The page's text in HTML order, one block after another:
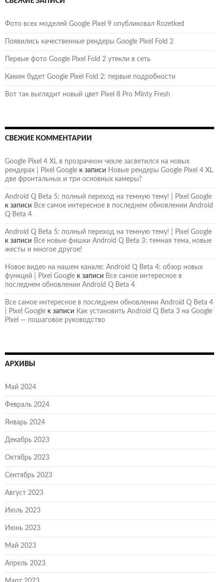
Фото всех моделей Google Pixel 9 опубликовал Rozetked
Появились качественные рендеры Google Pixel Fold 2
Первые фото Google Pixel Fold 2 утекли в сеть
Каким будет Google Pixel Fold 2: первые подробности
Вот так выглядит новый цвет Pixel 8 Pro Minty Fresh
СВЕЖИЕ КОММЕНТАРИИ
Google Pixel 4 XL в прозрачном чехле засветился на новых
рендерах | Pixel Google к записи Новые рендеры Google Pixel 4 XL
две фронтальных и три основных камеры?
Android Q Beta 5: полный переход на темную тему! | Pixel Google
к записи Все самое интересное в последнем обновлении Android
Q Beta 4
Android Q Beta 5: полный переход на темную тему! | Pixel Google
к записи Все новые фишки Android Q Beta 3: темная тема, новые
жесты и многое другое!
Новое видео на нашем канале: Android Q Beta 4: обзор новых
функций | Pixel Google к записи Все самое интересное в
последнем обновлении Android Q Beta 4
Все самое интересное в последнем обновлении Android Q Beta 4
| Pixel Google к записи Как установить Android Q Beta 3 на Google
Pixel — пошаговое руководство
АРХИВЫ
Май 2024
Февраль 2024
Январь 2024
Декабрь 2023
Октябрь 2023
Сентябрь 2023
Август 2023
Июль 2023
Июнь 2023
Май 2023
Апрель 2023